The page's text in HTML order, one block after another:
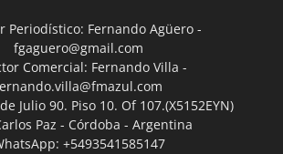
Periodístico: Fernando Agüero -
fgaguero@gmail.com
Comercial: Fernando Villa -
Julio 90. Piso 10. Of 107.(X5152EYN)
Paz - Córdoba - Argentina
+5493541585147